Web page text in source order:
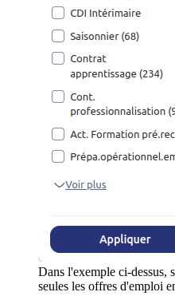
Dans l'exemple ci-dessus,
seules les offres d'emploi